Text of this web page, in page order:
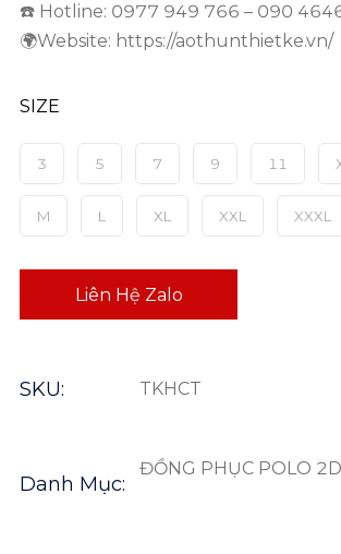
☎️ Hotline: 0977 949 766 – 090
🌍Website: https://aothunthietke.vn/
Liên Hệ Zalo
SKU: TKHCT
Danh Mục:
ĐỒNG PHỤC POLO 2D
3 5 7 9 11
M L XL XXL XXXL
SIZE